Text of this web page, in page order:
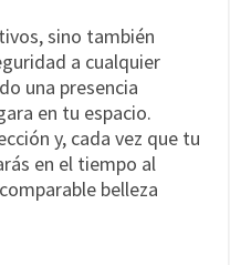
sino también
a cualquier
una presencia
en tu espacio.
y, cada vez que tu
en el tiempo al
belleza